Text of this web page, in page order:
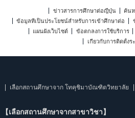
ข่าวสารการศึกษาต่อญี่ปุ่น
ค้น
ข้อมูลที่เป็นประโยชน์สำหรับการเข้าศึกษาต่อ
แผนผังเว็บไซต์
ข้อตกลงการใช้บริการ
เกี่ยวกับการติดตั้งร
เลือกสถานศึกษาจาก โทคุชิมาบัณฑิตวิทยาลัย
【เลือกสถานศึกษาจากสาขาวิชา】